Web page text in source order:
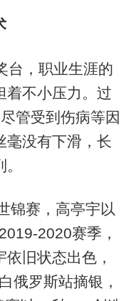
台，职业生涯的
着不小压力。过
管受到伤病等因
毫没有下滑，长
锦赛，高亭宇以
2020赛季，
旧状态出色，
俄罗斯站摘银，